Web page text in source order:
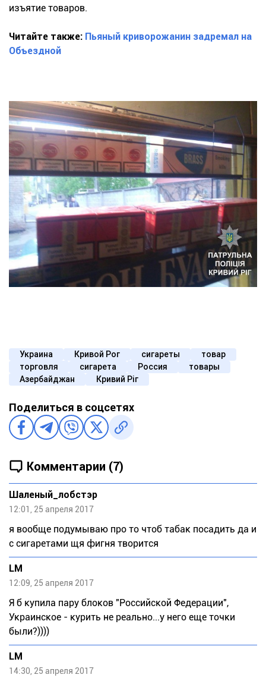
изъятие товаров.
Читайте также: Пьяный криворожанин задремал на
Объездной
Украина Кривой Рог сигареты
товар
торговля
сигарета Россия
товары
Азербайджан
Кривий Ріг
Поделиться в соцсетях
Комментарии (7)
Шаленый_лобстэр
12:01, 25 апреля 2017
я вообще подумываю про то чтоб табак посадить да и
с сигаретами щя фигня творится
LM
12:09, 25 апреля 2017
Я б купила пару блоков "Российской Федерации",
Украинское - курить не реально...у него еще точки
были?))))
LM
14:30, 25 апреля 2017